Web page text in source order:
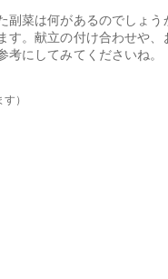
副菜は何があるのでしょ
す。献立の付け合わせや
にしてみてくださいね。
）